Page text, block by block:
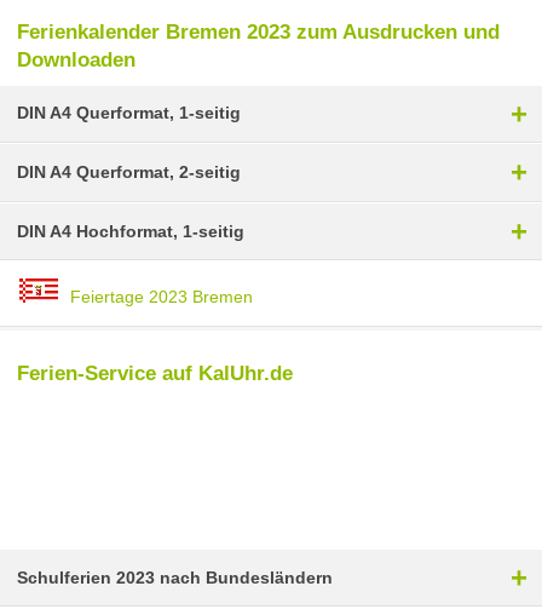
Ferienkalender Bremen 2023 zum Ausdrucken und
Downloaden
DIN A4 Querformat, 1-seitig +
DIN A4 Querformat, 2-seitig +
DIN A4 Hochformat, 1-seitig +
Feiertage 2023 Bremen
Ferien-Service auf KalUhr.de
Schulferien 2023 nach Bundesländern +